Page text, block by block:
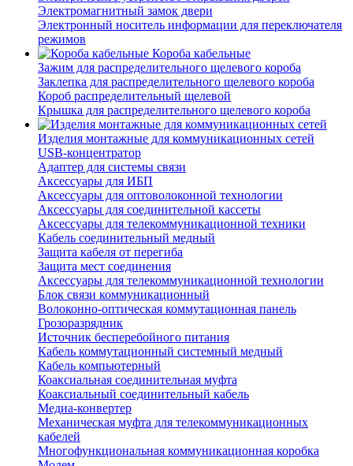
Электромагнитный замок двери
Электронный носитель информации для переключателя
режимов
Короба кабельные
Зажим для распределительного щелевого короба
Заклепка для распределительного щелевого короба
Короб распределительный щелевой
Крышка для распределительного щелевого короба
Изделия монтажные для коммуникационных сетей
USB-концентратор
Адаптер для системы связи
Аксессуары для ИБП
Аксессуары для оптоволоконной технологии
Аксессуары для соединительной кассеты
Аксессуары для телекоммуникационной техники
Кабель соединительный медный
Защита кабеля от перегиба
Защита мест соединения
Аксессуары для телекоммуникационной технологии
Блок связи коммуникационный
Волоконно-оптическая коммутационная панель
Грозоразрядник
Источник бесперебойного питания
Кабель коммутационный системный медный
Кабель компьютерный
Коаксиальная соединительная муфта
Коаксиальный соединительный кабель
Медиа-конвертер
Механическая муфта для телекоммуникационных
кабелей
Многофункциональная коммуникационная коробка